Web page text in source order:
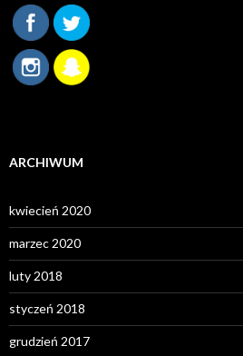
ARCHIWUM
kwiecień 2020
marzec 2020
luty 2018
styczeń 2018
grudzień 2017